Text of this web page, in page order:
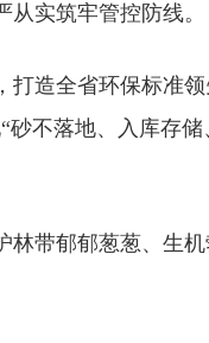
实筑牢管控防线。
造全省环保标准
不落地、入库存
带郁郁葱葱、生